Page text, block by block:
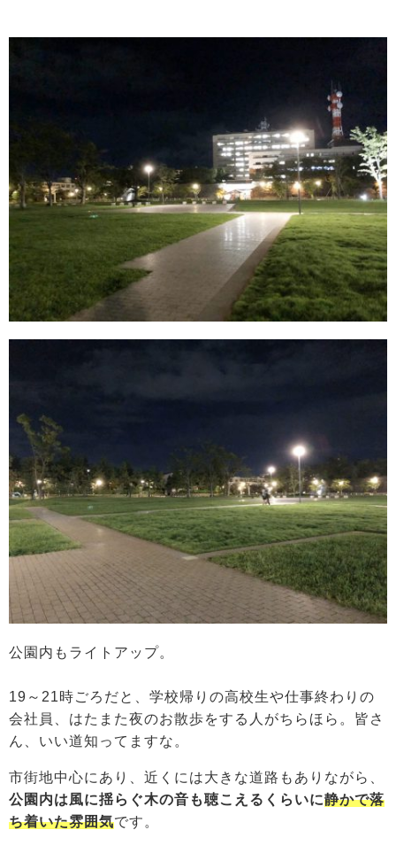
公園内もライトアップ。
19～21時ごろだと、学校帰りの高校生や仕事終わりの
会社員、はたまた夜のお散歩をする人がちらほら。皆さ
ん、いい道知ってますな。
市街地中心にあり、近くには大きな道路もありながら、
公園内は風に揺らぐ木の音も聴こえるくらいに静かで落
ち着いた雰囲気です。